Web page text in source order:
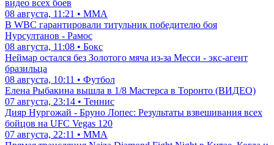
видео всех боев
08 августа, 11:21 • ММА
В WBC гарантировали титульник победителю боя
Нурсултанов - Рамос
08 августа, 11:08 • Бокс
Неймар остался без Золотого мяча из-за Месси - экс-агент
бразильца
08 августа, 10:11 • Футбол
Елена Рыбакина вышла в 1/8 Мастерса в Торонто (ВИДЕО)
07 августа, 23:14 • Теннис
Дияр Нургожай - Бруно Лопес: Результаты взвешивания всех
бойцов на UFC Vegas 120
07 августа, 22:11 • ММА